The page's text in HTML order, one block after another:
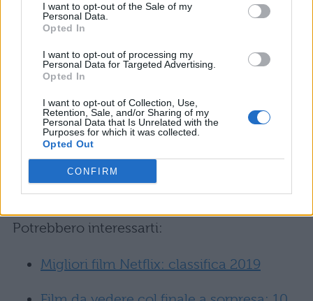
I want to opt-out of the Sale of my
Personal Data.
Opted In
I want to opt-out of processing my
Personal Data for Targeted Advertising.
Opted In
I want to opt-out of Collection, Use,
Retention, Sale, and/or Sharing of my
Personal Data that Is Unrelated with the
Purposes for which it was collected.
Opted Out
CONFIRM
accettando tutte le destinazioni, persino
quelle più improbabili e pericolose.
Quasi amici (2011)
Il film è incentrato sull’incontro di due mondi
che sono lontani in apparenza. Il ricco
aristocratico e paraplegico Philippe assume
Driss, un ragazzo appena uscito di prigione,
come badante personale.
Potrebbero interessarti:
Migliori film Netflix: classifica 2019